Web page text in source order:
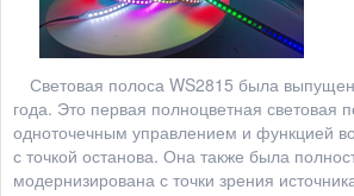
Световая полоса WS2815 была
года. Это первая полноцветная световая
одноточечным управлением и функцией
с точкой останова. Она также была
модернизирована с точки зрения